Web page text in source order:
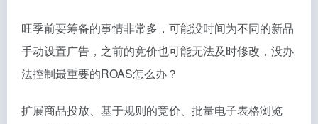
旺季前要筹备的事情非常多，可能没时间为不同的新品
手动设置广告，之前的竞价也可能无法及时修改，没办
法控制最重要的ROAS怎么办？
扩展商品投放、基于规则的竞价、批量电子表格浏览